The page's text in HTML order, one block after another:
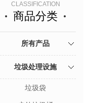
CLASSIFICATION
商品分类
所有产品
垃圾处理设施
垃圾袋